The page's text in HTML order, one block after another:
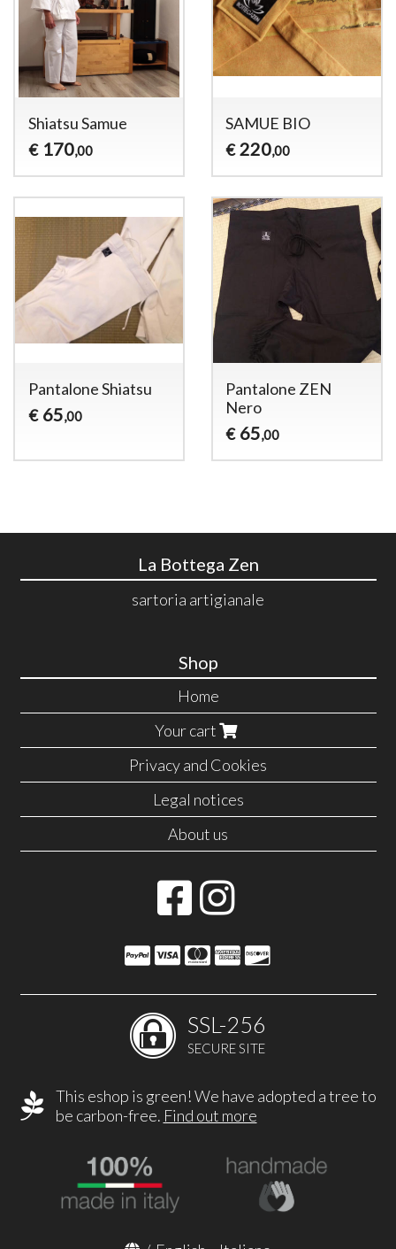
Shiatsu Samue
€ 170,00
SAMUE BIO
€ 220,00
Pantalone Shiatsu
€ 65,00
Pantalone ZEN
Nero
€ 65,00
La Bottega Zen
sartoria artigianale
Shop
Home
Your cart
Privacy and Cookies
Legal notices
About us
SSL-256
SECURE SITE
This eshop is green! We have adopted a tree to
be carbon-free. Find out more